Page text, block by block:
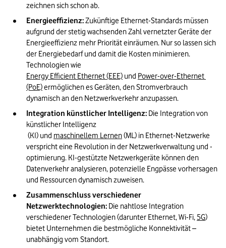
zeichnen sich schon ab.
Energieeffizienz: Zukünftige Ethernet-Standards müssen
aufgrund der stetig wachsenden Zahl vernetzter Geräte der
Energieeffizienz mehr Priorität einräumen. Nur so lassen sich
der Energiebedarf und damit die Kosten minimieren.
Technologien wie
Energy Efficient Ethernet (EEE) und Power-over-Ethernet
(PoE) ermöglichen es Geräten, den Stromverbrauch
dynamisch an den Netzwerkverkehr anzupassen.
Integration künstlicher Intelligenz: Die Integration von
künstlicher Intelligenz
(KI) und maschinellem Lernen (ML) in Ethernet-Netzwerke
verspricht eine Revolution in der Netzwerkverwaltung und -
optimierung. KI-gestützte Netzwerkgeräte können den
Datenverkehr analysieren, potenzielle Engpässe vorhersagen
und Ressourcen dynamisch zuweisen.
Zusammenschluss verschiedener
Netzwerktechnologien: Die nahtlose Integration
verschiedener Technologien (darunter Ethernet, Wi-Fi, 5G)
bietet Unternehmen die bestmögliche Konnektivität –
unabhängig vom Standort.